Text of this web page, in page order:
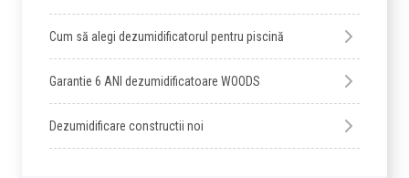
Cum să alegi dezumidificatorul pentru piscină
Garantie 6 ANI dezumidificatoare WOODS
Dezumidificare constructii noi